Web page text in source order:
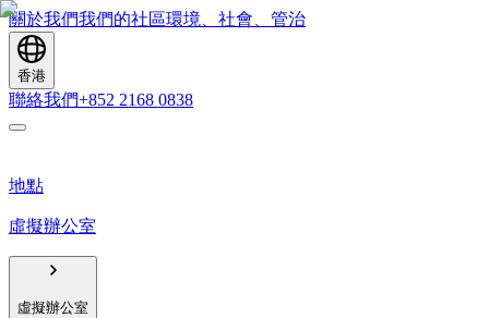
關於我們我們的社區環境、社會、管治
香港
聯絡我們+852 2168 0838
地點
虛擬辦公室
虛擬辦公室